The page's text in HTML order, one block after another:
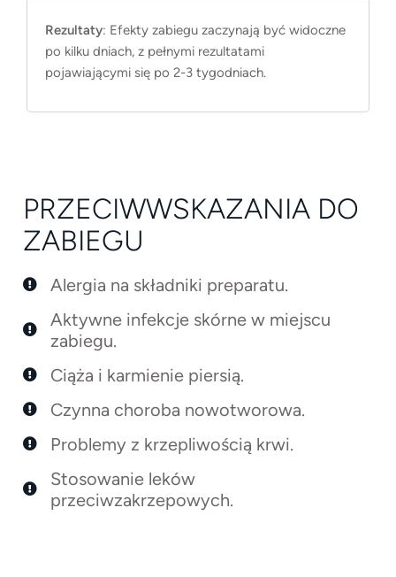
Rezultaty: Efekty zabiegu zaczynają być widoczne
po kilku dniach, z pełnymi rezultatami
pojawiającymi się po 2-3 tygodniach.
PRZECIWWSKAZANIA DO
ZABIEGU
Alergia na składniki preparatu.
Aktywne infekcje skórne w miejscu
zabiegu.
Ciąża i karmienie piersią.
Czynna choroba nowotworowa.
Problemy z krzepliwością krwi.
Stosowanie leków
przeciwzakrzepowych.